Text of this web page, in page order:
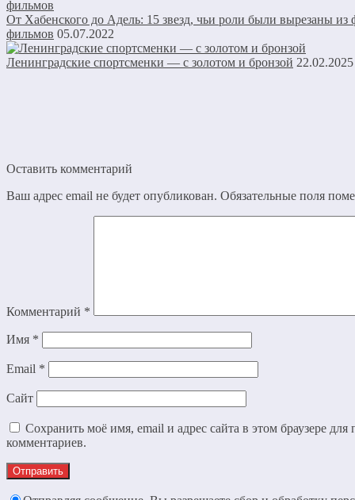
От Хабенского до Адель: 15 звезд, чьи роли были вырезаны из
фильмов 05.07.2022
Ленинградские спортсменки — с золотом и бронзой 22.02.2025
Оставить комментарий
Ваш адрес email не будет опубликован. Обязательные поля
Комментарий *
Имя *
Email *
Сайт
Сохранить моё имя, email и адрес сайта в этом браузере
комментариев.